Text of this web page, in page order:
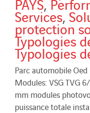
Services,
protection
Typologies
Typologies
Parc automobile
Modules: VSG TVG
mm modules
puissance totale